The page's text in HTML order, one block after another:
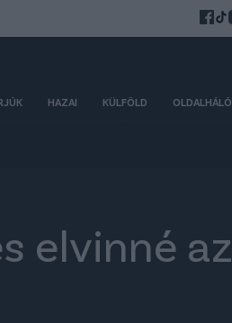
HAZAI KÜLFÖLD OLDALHÁLÓ
elvinné az